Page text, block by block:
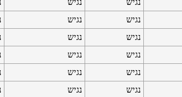
נגיש נגיש
נגיש נגיש
נגיש נגיש
נגיש נגיש
נגיש נגיש